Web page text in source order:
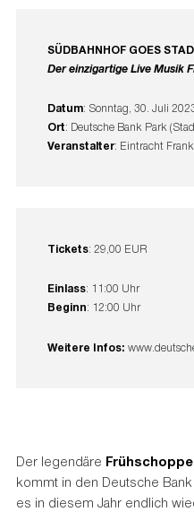
SÜDBAHNHOF GOES
Der einzigartige Live Musik
Datum: Sonntag, 30. Juli
Ort: Deutsche Bank Park
Veranstalter: Eintracht
Tickets: 29,00 EUR
Einlass: 11:00 Uhr
Beginn: 12:00 Uhr
Weitere Infos:
Der legendäre
kommt in den Deutsche
es in diesem Jahr endlich